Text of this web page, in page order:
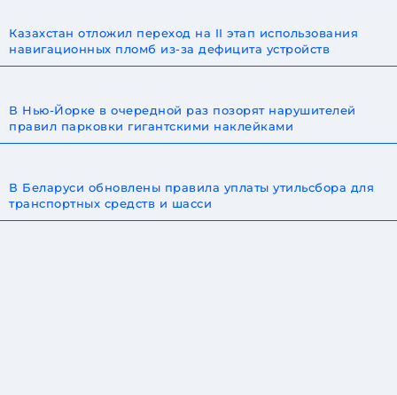
Казахстан отложил переход на II этап использования
навигационных пломб из-за дефицита устройств
В Нью-Йорке в очередной раз позорят нарушителей
правил парковки гигантскими наклейками
В Беларуси обновлены правила уплаты утильсбора для
транспортных средств и шасси